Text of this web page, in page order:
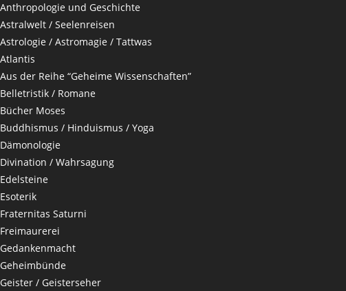
Anthropologie und Geschichte
Astralwelt / Seelenreisen
Astrologie / Astromagie / Tattwas
Atlantis
Aus der Reihe “Geheime Wissenschaften”
Belletristik / Romane
Bücher Moses
Buddhismus / Hinduismus / Yoga
Dämonologie
Divination / Wahrsagung
Edelsteine
Esoterik
Fraternitas Saturni
Freimaurerei
Gedankenmacht
Geheimbünde
Geister / Geisterseher